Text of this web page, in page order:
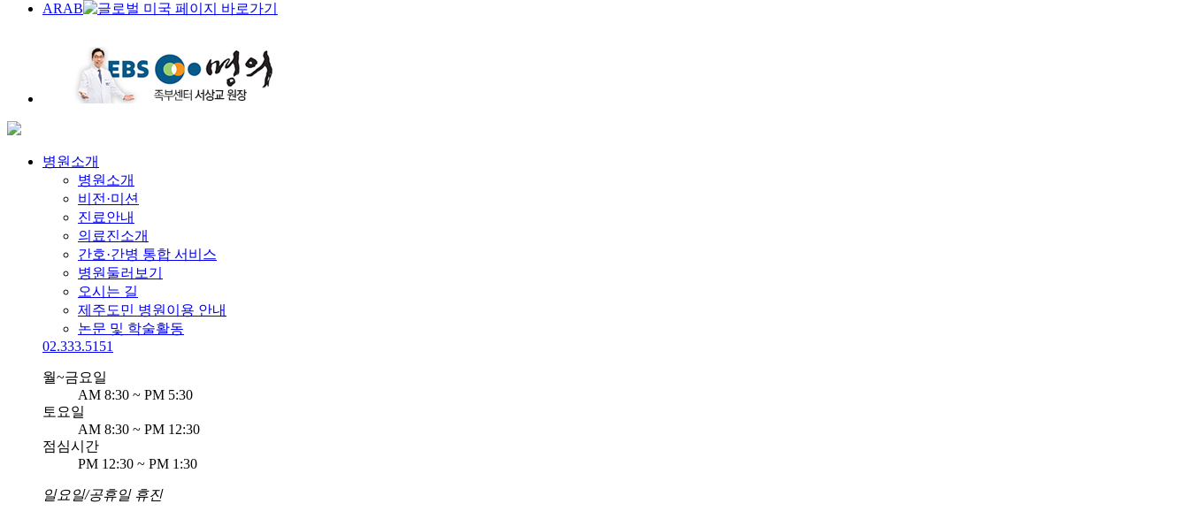
ARAB
병원소개
병원소개
비전·미션
진료안내
의료진소개
간호·간병 통합 서비스
병원둘러보기
오시는 길
제주도민 병원이용 안내
논문 및 학술활동
02.333.5151
월~금요일
AM 8:30 ~ PM 5:30
토요일
AM 8:30 ~ PM 12:30
점심시간
PM 12:30 ~ PM 1:30
일요일/공휴일 휴진